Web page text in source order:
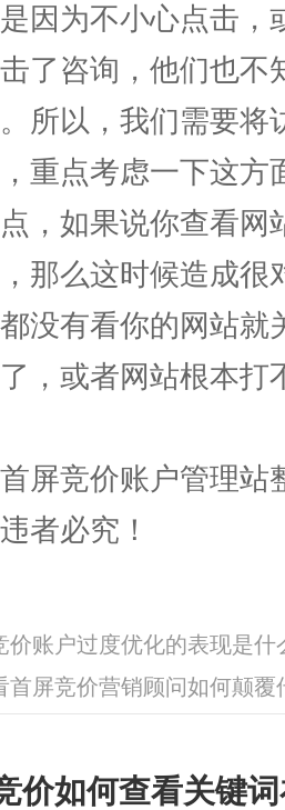
因为不小心点击，
了咨询，他们也不
所以，我们需要
重点考虑一下这方
，如果说你查看网
那么这时候造成很
没有看你的网站
，或者网站根本
屏竞价账户管理站
者必究！
价账户过度优化的表现是什
首屏竞价营销顾问如何颠覆
价如何查看关键